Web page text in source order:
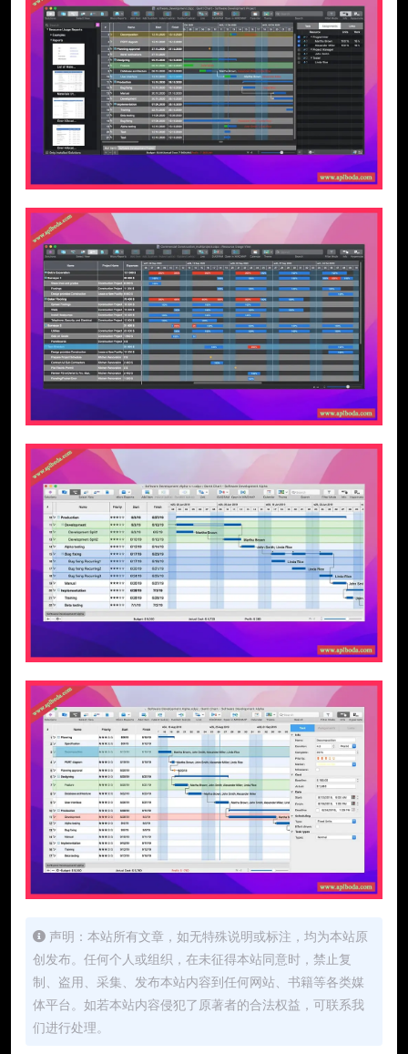
声明：本站所有文章，如无特殊说明或标注，均为本站原
创发布。任何个人或组织，在未征得本站同意时，禁止复
制、盗用、采集、发布本站内容到任何网站、书籍等各类媒
体平台。如若本站内容侵犯了原著者的合法权益，可联系我
们进行处理。